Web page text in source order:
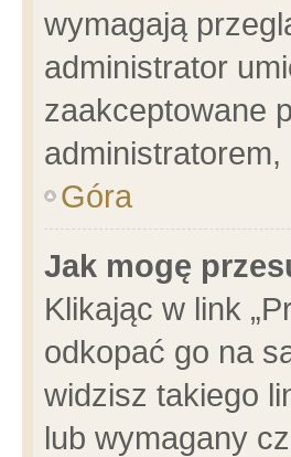
wymagają
administrator
zaakceptowane
Góra
Jak mogę
Klikając w link
odkopać go na
widzisz takiego
lub wymagany